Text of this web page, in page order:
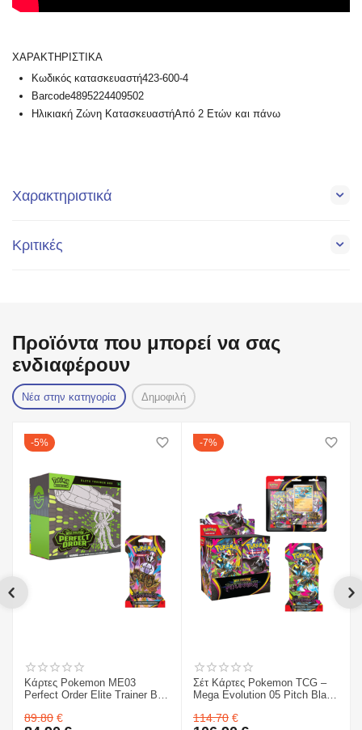
ΧΑΡΑΚΤΗΡΙΣΤΙΚΑ
Κωδικός κατασκευαστή423-600-4
Barcode4895224409502
Ηλικιακή Ζώνη ΚατασκευαστήΑπό 2 Ετών και πάνω
Χαρακτηριστικά
Κριτικές
Προϊόντα που μπορεί να σας
ενδιαφέρουν
Νέα στην κατηγορία Δημοφιλή
5%
Κάρτες Pokemon ME03
Perfect Order Elite Trainer Box
Black - Sleeved Booster 1
89.80 €
7%
Σέτ Κάρτες Pokemon TCG –
Mega Evolution 05 Pitch Black
Κάρτες Pokemon TCG – Mega
114.70 €